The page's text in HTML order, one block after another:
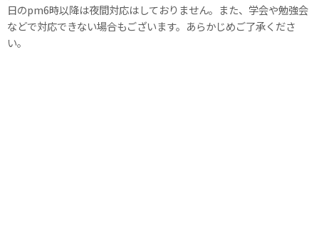
日のpm6時以降は夜間対応はしておりません。また、学会や勉強会
などで対応できない場合もございます。あらかじめご了承くださ
い。